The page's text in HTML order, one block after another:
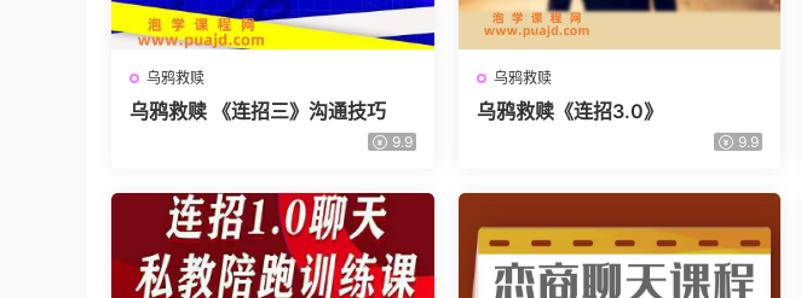
乌鸦救赎
乌鸦救赎 《连招三》沟通技巧
9.9
乌鸦救赎
乌鸦救赎《连招3.0》
9.9